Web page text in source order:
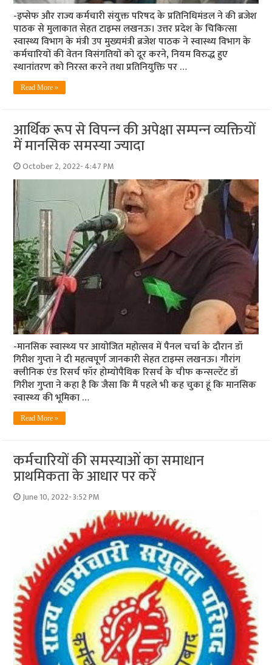
-इप्सेफ और राज्य कर्मचारी संयुक्त परिषद के प्रतिनिधिमंडल ने की ब्रजेश
पाठक से मुलाकात सेहत टाइम्स लखनऊ। उत्तर प्रदेश के चिकित्सा
स्वास्थ्य विभाग के मंत्री उप मुख्यमंत्री ब्रजेश पाठक ने स्वास्थ्य विभाग के
कर्मचारियों की वेतन विसंगतियों को दूर करने, नियम विरुद्ध हुए
स्थानांतरण को निरस्त करने तथा प्रतिनियुक्ति पर …
Read More »
आर्थिक रूप से विपन्‍न की अपेक्षा सम्‍पन्‍न व्‍यक्तियों
में मानसिक समस्‍या ज्‍यादा
October 2, 2022- 4:47 PM
-मानसिक स्‍वास्‍थ्‍य पर आयोजित महोत्‍सव में पैनल चर्चा के दौरान डॉ
गिरीश गुप्‍ता ने दी महत्‍वपूर्ण जानकारी सेहत टाइम्‍स लखनऊ। गौरांग
क्‍लीनिक एंड रिसर्च फॉर होम्‍योपैथिक रिसर्च के चीफ कन्‍सल्‍टेंट डॉ
गिरीश गुप्‍ता ने कहा है कि जैसा कि मैं पहले भी कह चुका हूं कि मानसिक
स्‍वास्‍थ्‍य की भूमिका …
Read More »
कर्मचारियों की समस्याओं का समाधान
प्राथमिकता के आधार पर करें
June 10, 2022- 3:52 PM